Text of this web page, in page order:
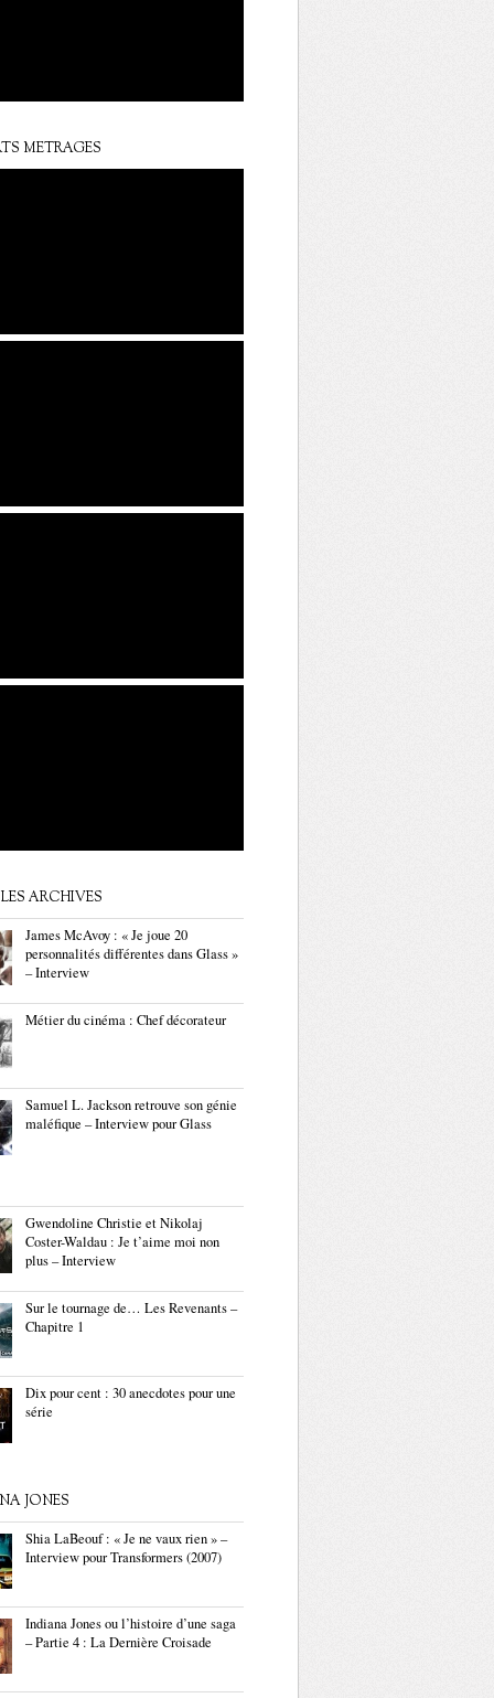
METRAGES
ARCHIVES
James McAvoy : « Je joue 20
personnalités différentes dans Glass »
– Interview
Métier du cinéma : Chef décorateur
Samuel L. Jackson retrouve son génie
maléfique – Interview pour Glass
Gwendoline Christie et Nikolaj
Coster-Waldau : Je t’aime moi non
plus – Interview
Sur le tournage de… Les Revenants –
Chapitre 1
Dix pour cent : 30 anecdotes pour une
série
JONES
Shia LaBeouf : « Je ne vaux rien » –
Interview pour Transformers (2007)
Indiana Jones ou l’histoire d’une saga
– Partie 4 : La Dernière Croisade